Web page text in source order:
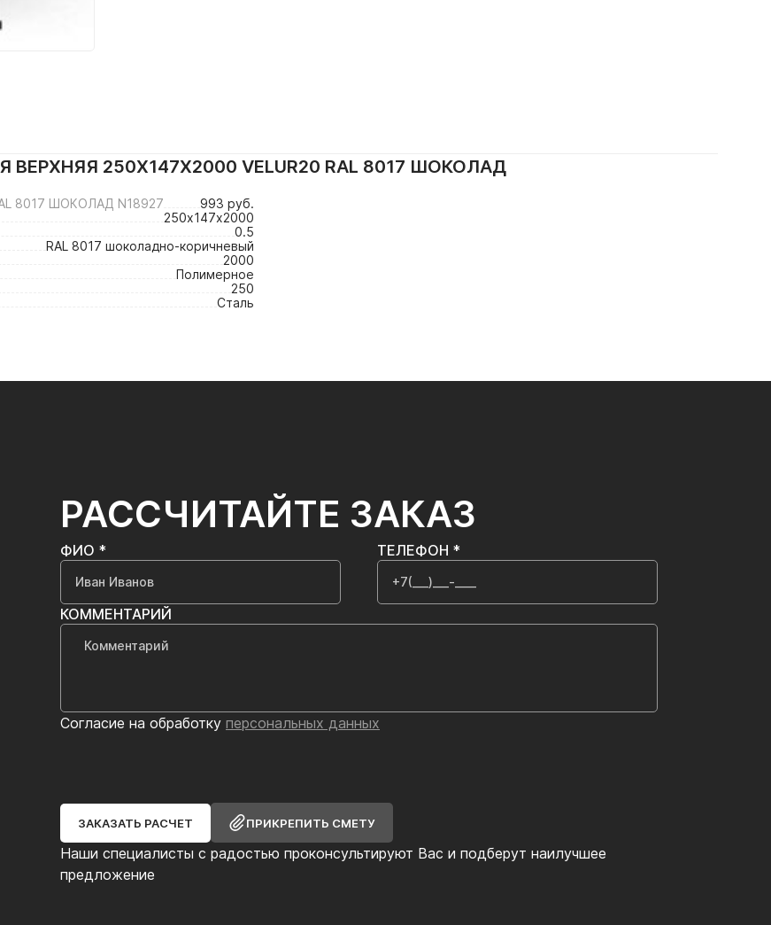
250Х147Х2000 VELUR20 RAL 8017 ШОКОЛАД
8017 ШОКОЛАД N18927
993 руб.
250х147х2000
0.5
RAL 8017 шоколадно-коричневый
2000
Полимерное
250
Сталь
РАССЧИТАЙТЕ ЗАКАЗ
Наши специалисты с радостью проконсультируют Вас и подберут наилучшее
предложение
ФИО * ТЕЛЕФОН *
КОММЕНТАРИЙ
Согласие на обработку персональных данных
ЗАКАЗАТЬ РАСЧЕТ ПРИКРЕПИТЬ СМЕТУ